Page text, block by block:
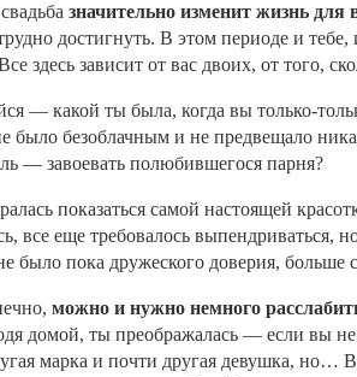
значительно изменит жизнь для
достигнуть. В этом периоде и
здесь зависит от вас двоих, от того,
— какой ты была, когда вы только-
было безоблачным и не предвещало
— завоевать полюбившегося парня?
показаться самой настоящей
все еще требовалось
было пока дружеского доверия, больше
можно и нужно немного
домой, ты преображалась — если вы
марка и почти другая девушка, но…